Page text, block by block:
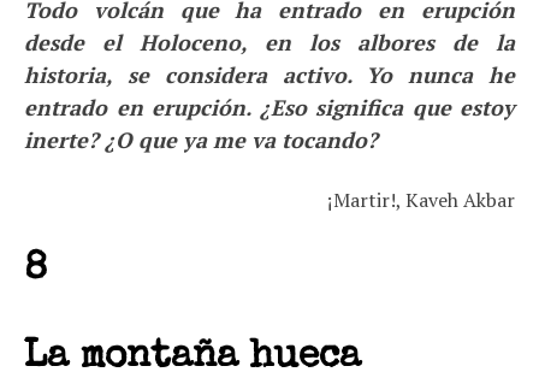
Todo volcán que ha entrado en erupción
desde el Holoceno, en los albores de la
historia, se considera activo. Yo nunca he
entrado en erupción. ¿Eso significa que estoy
inerte? ¿O que ya me va tocando?
¡Martir!, Kaveh Akbar
8
La montaña hueca